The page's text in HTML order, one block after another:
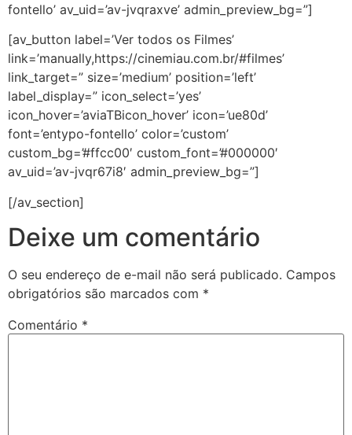
fontello’ av_uid=’av-jvqraxve’ admin_preview_bg=”]
[av_button label=’Ver todos os Filmes’
link=’manually,https://cinemiau.com.br/#filmes’
link_target=” size=’medium’ position=’left’
label_display=” icon_select=’yes’
icon_hover=’aviaTBicon_hover’ icon=’ue80d’
font=’entypo-fontello’ color=’custom’
custom_bg=’#ffcc00′ custom_font=’#000000′
av_uid=’av-jvqr67i8′ admin_preview_bg=”]
[/av_section]
Deixe um comentário
O seu endereço de e-mail não será publicado. Campos
obrigatórios são marcados com *
Comentário *